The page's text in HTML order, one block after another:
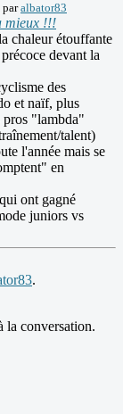
paralbator83
mieux !!!
chaleur étouffante
devant la
des
et naïf, plus
pros "lambda"
talent)
l'année mais se
en
ont gagné
juniors vs
.
la conversation.